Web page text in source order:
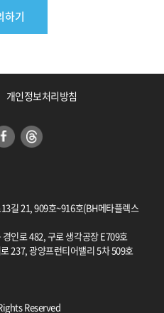
개인정보처리방침
길 21, 909호~916호(BH메타플렉스
인로 482, 구로 생각공장 E709호
237, 광양프런티어밸리 5차 509호
Reserved